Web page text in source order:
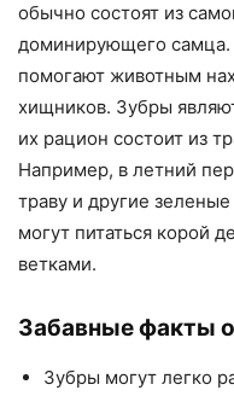
обычно состоят из
доминирующего самца.
помогают животным
хищников. Зубры
их рацион состоит из
Например, в летний
траву и другие
могут питаться корой
ветками.
Забавные факты
Зубры могут легко